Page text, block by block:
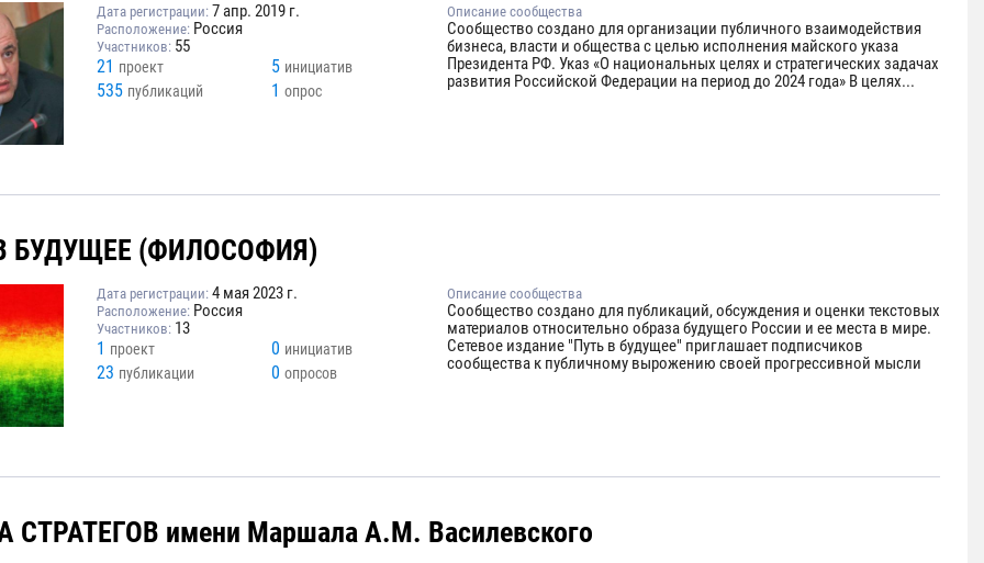
Дата регистрации: 7 апр. 2019 г.
Расположение: Россия
Участников: 55
21 проект 5 инициатив
535 публикаций 1опрос
Описание сообщества
Сообщество создано для организации публичного взаимодействия
бизнеса, власти и общества с целью исполнения майского указа
Президента РФ. Указ «О национальных целях и стратегических задачах
развития Российской Федерации на период до 2024 года» В целях...
БУДУЩЕЕ (ФИЛОСОФИЯ)
Дата регистрации: 4 мая 2023 г.
Расположение: Россия
Участников: 13
1 проект 0 инициатив
23 публикации 0опросов
Описание сообщества
Сообщество создано для публикаций, обсуждения и оценки текстовых
материалов относительно образа будущего России и ее места в мире.
Сетевое издание "Путь в будущее" приглашает подписчиков
сообщества к публичному вырожению своей прогрессивной мысли
имени Маршала А.М. Василевского